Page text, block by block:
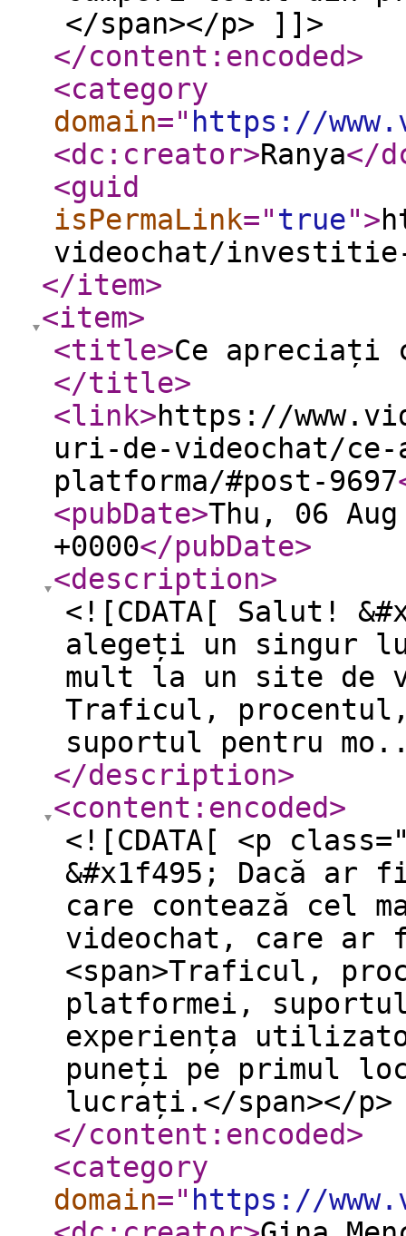
</span></p> ]]>
</content:encoded>
<category
domain=" https://
<dc:creator>Ranya</
<guid
isPermaLink="true">
videochat/
</item>
<item>
<title>Ce apreciați
</title>
<link>https://
uri-de-videochat/
platforma/#post-9697
<pubDate>Thu, 06
+0000</pubDate>
<description>
<![CDATA[ Salut!
alegeți un singur
mult la un site de
Traficul,
suportul pentru
</description>
<content:encoded>
<![CDATA[ <p
&#x1f495; Dacă
care contează cel
videochat, care ar
<span>Traficul,
platformei,
experiența
puneți pe primul
lucrați.</span></
</content:encoded>
<category
domain=" https://